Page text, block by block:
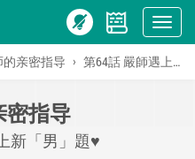
Show
menu
的亲密指导 第64話 嚴師遇上新「男」題♥
密指导
新「男」題♥